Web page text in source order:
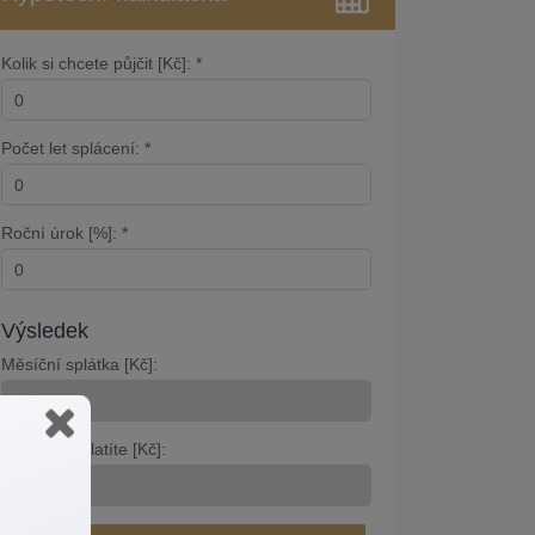
Kolik si chcete půjčit [Kč]: *
Počet let splácení: *
Roční úrok [%]: *
Výsledek
Měsíční splátka [Kč]:
Celkem zaplatíte [Kč]: